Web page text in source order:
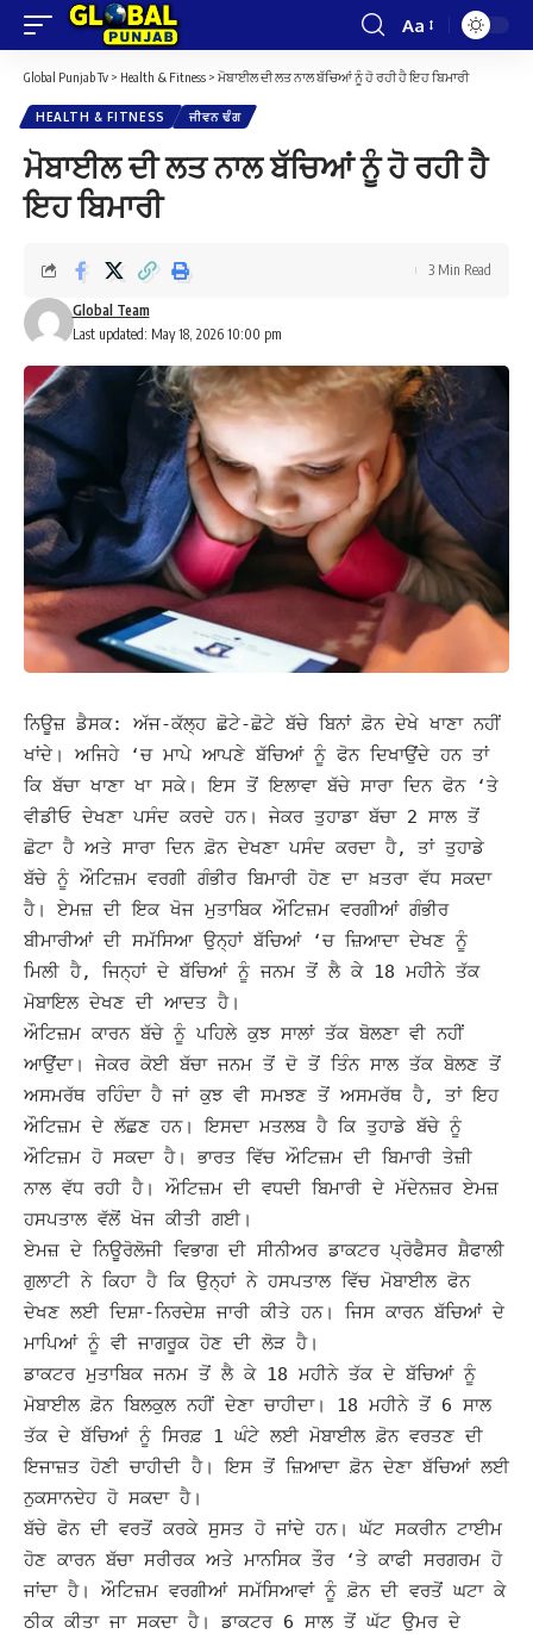
Font
Resizer
Aa
Global Punjab Tv > Health & Fitness > ਮੋਬਾਈਲ ਦੀ ਲਤ ਨਾਲ ਬੱਚਿਆਂ ਨੂੰ ਹੋ ਰਹੀ ਹੈ ਇਹ ਬਿਮਾਰੀ
HEALTH & FITNESS ਜੀਵਨ ਢੰਗ
ਮੋਬਾਈਲ ਦੀ ਲਤ ਨਾਲ ਬੱਚਿਆਂ ਨੂੰ ਹੋ ਰਹੀ ਹੈ
ਇਹ ਬਿਮਾਰੀ
Last updated: May 18, 2026 10:00 pm
Global Team
3 Min Read
ਨਿਊਜ਼ ਡੈਸਕ: ਅੱਜ-ਕੱਲ੍ਹ ਛੋਟੇ-ਛੋਟੇ ਬੱਚੇ ਬਿਨਾਂ ਫ਼ੋਨ ਦੇਖੇ ਖਾਣਾ ਨਹੀਂ
ਖਾਂਦੇ। ਅਜਿਹੇ ‘ਚ ਮਾਪੇ ਆਪਣੇ ਬੱਚਿਆਂ ਨੂੰ ਫੋਨ ਦਿਖਾਉਂਦੇ ਹਨ ਤਾਂ
ਕਿ ਬੱਚਾ ਖਾਣਾ ਖਾ ਸਕੇ। ਇਸ ਤੋਂ ਇਲਾਵਾ ਬੱਚੇ ਸਾਰਾ ਦਿਨ ਫੋਨ ‘ਤੇ
ਵੀਡੀਓ ਦੇਖਣਾ ਪਸੰਦ ਕਰਦੇ ਹਨ। ਜੇਕਰ ਤੁਹਾਡਾ ਬੱਚਾ 2 ਸਾਲ ਤੋਂ
ਛੋਟਾ ਹੈ ਅਤੇ ਸਾਰਾ ਦਿਨ ਫ਼ੋਨ ਦੇਖਣਾ ਪਸੰਦ ਕਰਦਾ ਹੈ, ਤਾਂ ਤੁਹਾਡੇ
ਬੱਚੇ ਨੂੰ ਔਟਿਜ਼ਮ ਵਰਗੀ ਗੰਭੀਰ ਬਿਮਾਰੀ ਹੋਣ ਦਾ ਖ਼ਤਰਾ ਵੱਧ ਸਕਦਾ
ਹੈ। ਏਮਜ਼ ਦੀ ਇਕ ਖੋਜ ਮੁਤਾਬਿਕ ਔਟਿਜ਼ਮ ਵਰਗੀਆਂ ਗੰਭੀਰ
ਬੀਮਾਰੀਆਂ ਦੀ ਸਮੱਸਿਆ ਉਨ੍ਹਾਂ ਬੱਚਿਆਂ ‘ਚ ਜ਼ਿਆਦਾ ਦੇਖਣ ਨੂੰ
ਮਿਲੀ ਹੈ, ਜਿਨ੍ਹਾਂ ਦੇ ਬੱਚਿਆਂ ਨੂੰ ਜਨਮ ਤੋਂ ਲੈ ਕੇ 18 ਮਹੀਨੇ ਤੱਕ
ਮੋਬਾਇਲ ਦੇਖਣ ਦੀ ਆਦਤ ਹੈ।
ਔਟਿਜ਼ਮ ਕਾਰਨ ਬੱਚੇ ਨੂੰ ਪਹਿਲੇ ਕੁਝ ਸਾਲਾਂ ਤੱਕ ਬੋਲਣਾ ਵੀ ਨਹੀਂ
ਆਉਂਦਾ। ਜੇਕਰ ਕੋਈ ਬੱਚਾ ਜਨਮ ਤੋਂ ਦੋ ਤੋਂ ਤਿੰਨ ਸਾਲ ਤੱਕ ਬੋਲਣ ਤੋਂ
ਅਸਮਰੱਥ ਰਹਿੰਦਾ ਹੈ ਜਾਂ ਕੁਝ ਵੀ ਸਮਝਣ ਤੋਂ ਅਸਮਰੱਥ ਹੈ, ਤਾਂ ਇਹ
ਔਟਿਜ਼ਮ ਦੇ ਲੱਛਣ ਹਨ।ਇਸਦਾ ਮਤਲਬ ਹੈ ਕਿ ਤੁਹਾਡੇ ਬੱਚੇ ਨੂੰ
ਔਟਿਜ਼ਮ ਹੋ ਸਕਦਾ ਹੈ। ਭਾਰਤ ਵਿੱਚ ਔਟਿਜ਼ਮ ਦੀ ਬਿਮਾਰੀ ਤੇਜ਼ੀ
ਨਾਲ ਵੱਧ ਰਹੀ ਹੈ। ਔਟਿਜ਼ਮ ਦੀ ਵਧਦੀ ਬਿਮਾਰੀ ਦੇ ਮੱਦੇਨਜ਼ਰ ਏਮਜ਼
ਹਸਪਤਾਲ ਵੱਲੋਂ ਖੋਜ ਕੀਤੀ ਗਈ।
ਏਮਜ਼ ਦੇ ਨਿਊਰੋਲੋਜੀ ਵਿਭਾਗ ਦੀ ਸੀਨੀਅਰ ਡਾਕਟਰ ਪ੍ਰੋਫੈਸਰ ਸ਼ੈਫਾਲੀ
ਗੁਲਾਟੀ ਨੇ ਕਿਹਾ ਹੈ ਕਿ ਉਨ੍ਹਾਂ ਨੇ ਹਸਪਤਾਲ ਵਿੱਚ ਮੋਬਾਈਲ ਫੋਨ
ਦੇਖਣ ਲਈ ਦਿਸ਼ਾ-ਨਿਰਦੇਸ਼ ਜਾਰੀ ਕੀਤੇ ਹਨ। ਜਿਸ ਕਾਰਨ ਬੱਚਿਆਂ ਦੇ
ਮਾਪਿਆਂ ਨੂੰ ਵੀ ਜਾਗਰੂਕ ਹੋਣ ਦੀ ਲੋੜ ਹੈ।
ਡਾਕਟਰ ਮੁਤਾਬਿਕ ਜਨਮ ਤੋਂ ਲੈ ਕੇ 18 ਮਹੀਨੇ ਤੱਕ ਦੇ ਬੱਚਿਆਂ ਨੂੰ
ਮੋਬਾਈਲ ਫ਼ੋਨ ਬਿਲਕੁਲ ਨਹੀਂ ਦੇਣਾ ਚਾਹੀਦਾ। 18 ਮਹੀਨੇ ਤੋਂ 6 ਸਾਲ
ਤੱਕ ਦੇ ਬੱਚਿਆਂ ਨੂੰ ਸਿਰਫ਼ 1 ਘੰਟੇ ਲਈ ਮੋਬਾਈਲ ਫ਼ੋਨ ਵਰਤਣ ਦੀ
ਇਜਾਜ਼ਤ ਹੋਣੀ ਚਾਹੀਦੀ ਹੈ। ਇਸ ਤੋਂ ਜ਼ਿਆਦਾ ਫ਼ੋਨ ਦੇਣਾ ਬੱਚਿਆਂ ਲਈ
ਨੁਕਸਾਨਦੇਹ ਹੋ ਸਕਦਾ ਹੈ।
ਬੱਚੇ ਫੋਨ ਦੀ ਵਰਤੋਂ ਕਰਕੇ ਸੁਸਤ ਹੋ ਜਾਂਦੇ ਹਨ। ਘੱਟ ਸਕਰੀਨ ਟਾਈਮ
ਹੋਣ ਕਾਰਨ ਬੱਚਾ ਸਰੀਰਕ ਅਤੇ ਮਾਨਸਿਕ ਤੌਰ ‘ਤੇ ਕਾਫੀ ਸਰਗਰਮ ਹੋ
ਜਾਂਦਾ ਹੈ। ਔਟਿਜ਼ਮ ਵਰਗੀਆਂ ਸਮੱਸਿਆਵਾਂ ਨੂੰ ਫ਼ੋਨ ਦੀ ਵਰਤੋਂ ਘਟਾ ਕੇ
ਠੀਕ ਕੀਤਾ ਜਾ ਸਕਦਾ ਹੈ। ਡਾਕਟਰ 6 ਸਾਲ ਤੋਂ ਘੱਟ ਉਮਰ ਦੇ